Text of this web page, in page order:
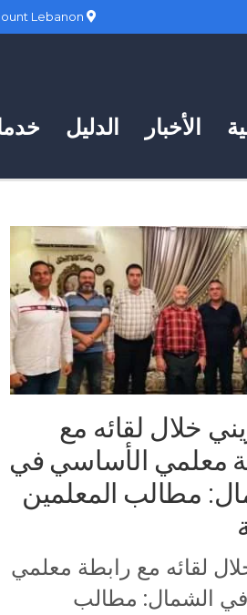
الدليل الأخبار
خلال لقائه مع
معلمي الأساسي في
مطالب المعلمين
لقائه مع رابطة معلمي
الشمال: مطالب